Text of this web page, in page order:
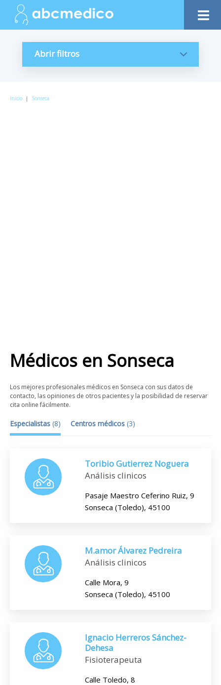
Abrir filtros
Inicio | Sonseca
Médicos en Sonseca
Los mejores profesionales médicos en Sonseca con sus datos de
contacto, las opiniones de otros pacientes y la posibilidad de reservar
cita online fácilmente.
Especialistas (8) Centros médicos (3)
Toribio Gutierrez Noguera
Análisis clinicos
Pasaje Maestro Ceferino Ruiz, 9
Sonseca (Toledo), 45100
M.amor Álvarez Pedreira
Análisis clinicos
Calle Mora, 9
Sonseca (Toledo), 45100
Ignacio Herreros Sánchez-
Dehesa
Fisioterapeuta
Calle Toledo, 8